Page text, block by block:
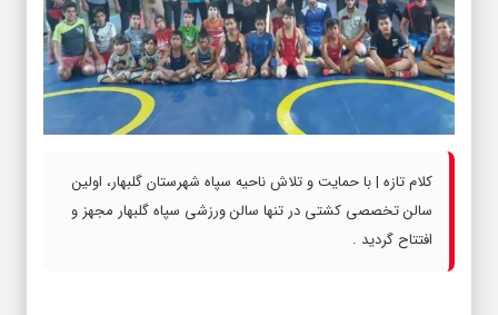
کلام تازه | با حمایت و تلاش ناحیه سپاه شهرستان گلبهار، اولین
سالن تخصصی کشتی در تنها سالن ورزشی سپاه گلبهار مجهز و
افتتاح گردید .